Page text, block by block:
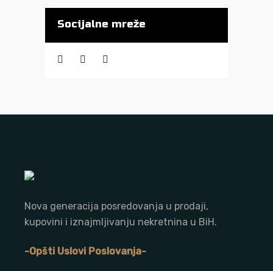
Socijalne mreže
Nova generacija posredovanja u prodaji,
kupovini i iznajmljivanju nekretnina u BiH.
-Opšti Uslovi Poslovanja-